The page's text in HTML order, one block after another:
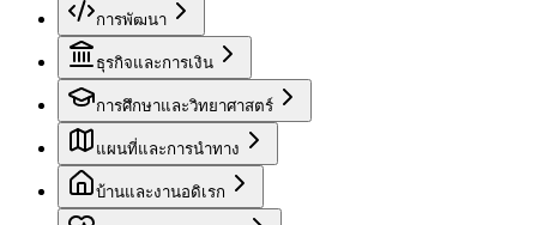
การพัฒนา
ธุรกิจและการเงิน
การศึกษาและวิทยาศาสตร์
แผนที่และการนำทาง
บ้านและงานอดิเรก